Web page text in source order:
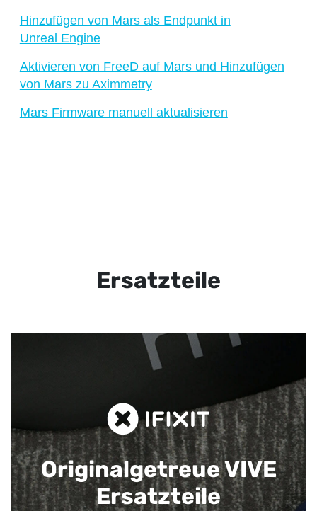
Hinzufügen von Mars als Endpunkt in
Unreal Engine
Aktivieren von FreeD auf Mars und Hinzufügen
von Mars zu Aximmetry
Mars Firmware manuell aktualisieren
Ersatzteile
Originalgetreue VIVE
Ersatzteile